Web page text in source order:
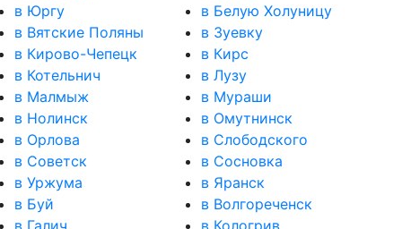
в Юргу
в Белую Холуницу
в Вятские Поляны
в Зуевку
в Кирово-Чепецк
в Кирс
в Котельнич
в Лузу
в Малмыж
в Мураши
в Нолинск
в Омутнинск
в Орлова
в Слободского
в Советск
в Сосновка
в Уржума
в Яранск
в Буй
в Волгореченск